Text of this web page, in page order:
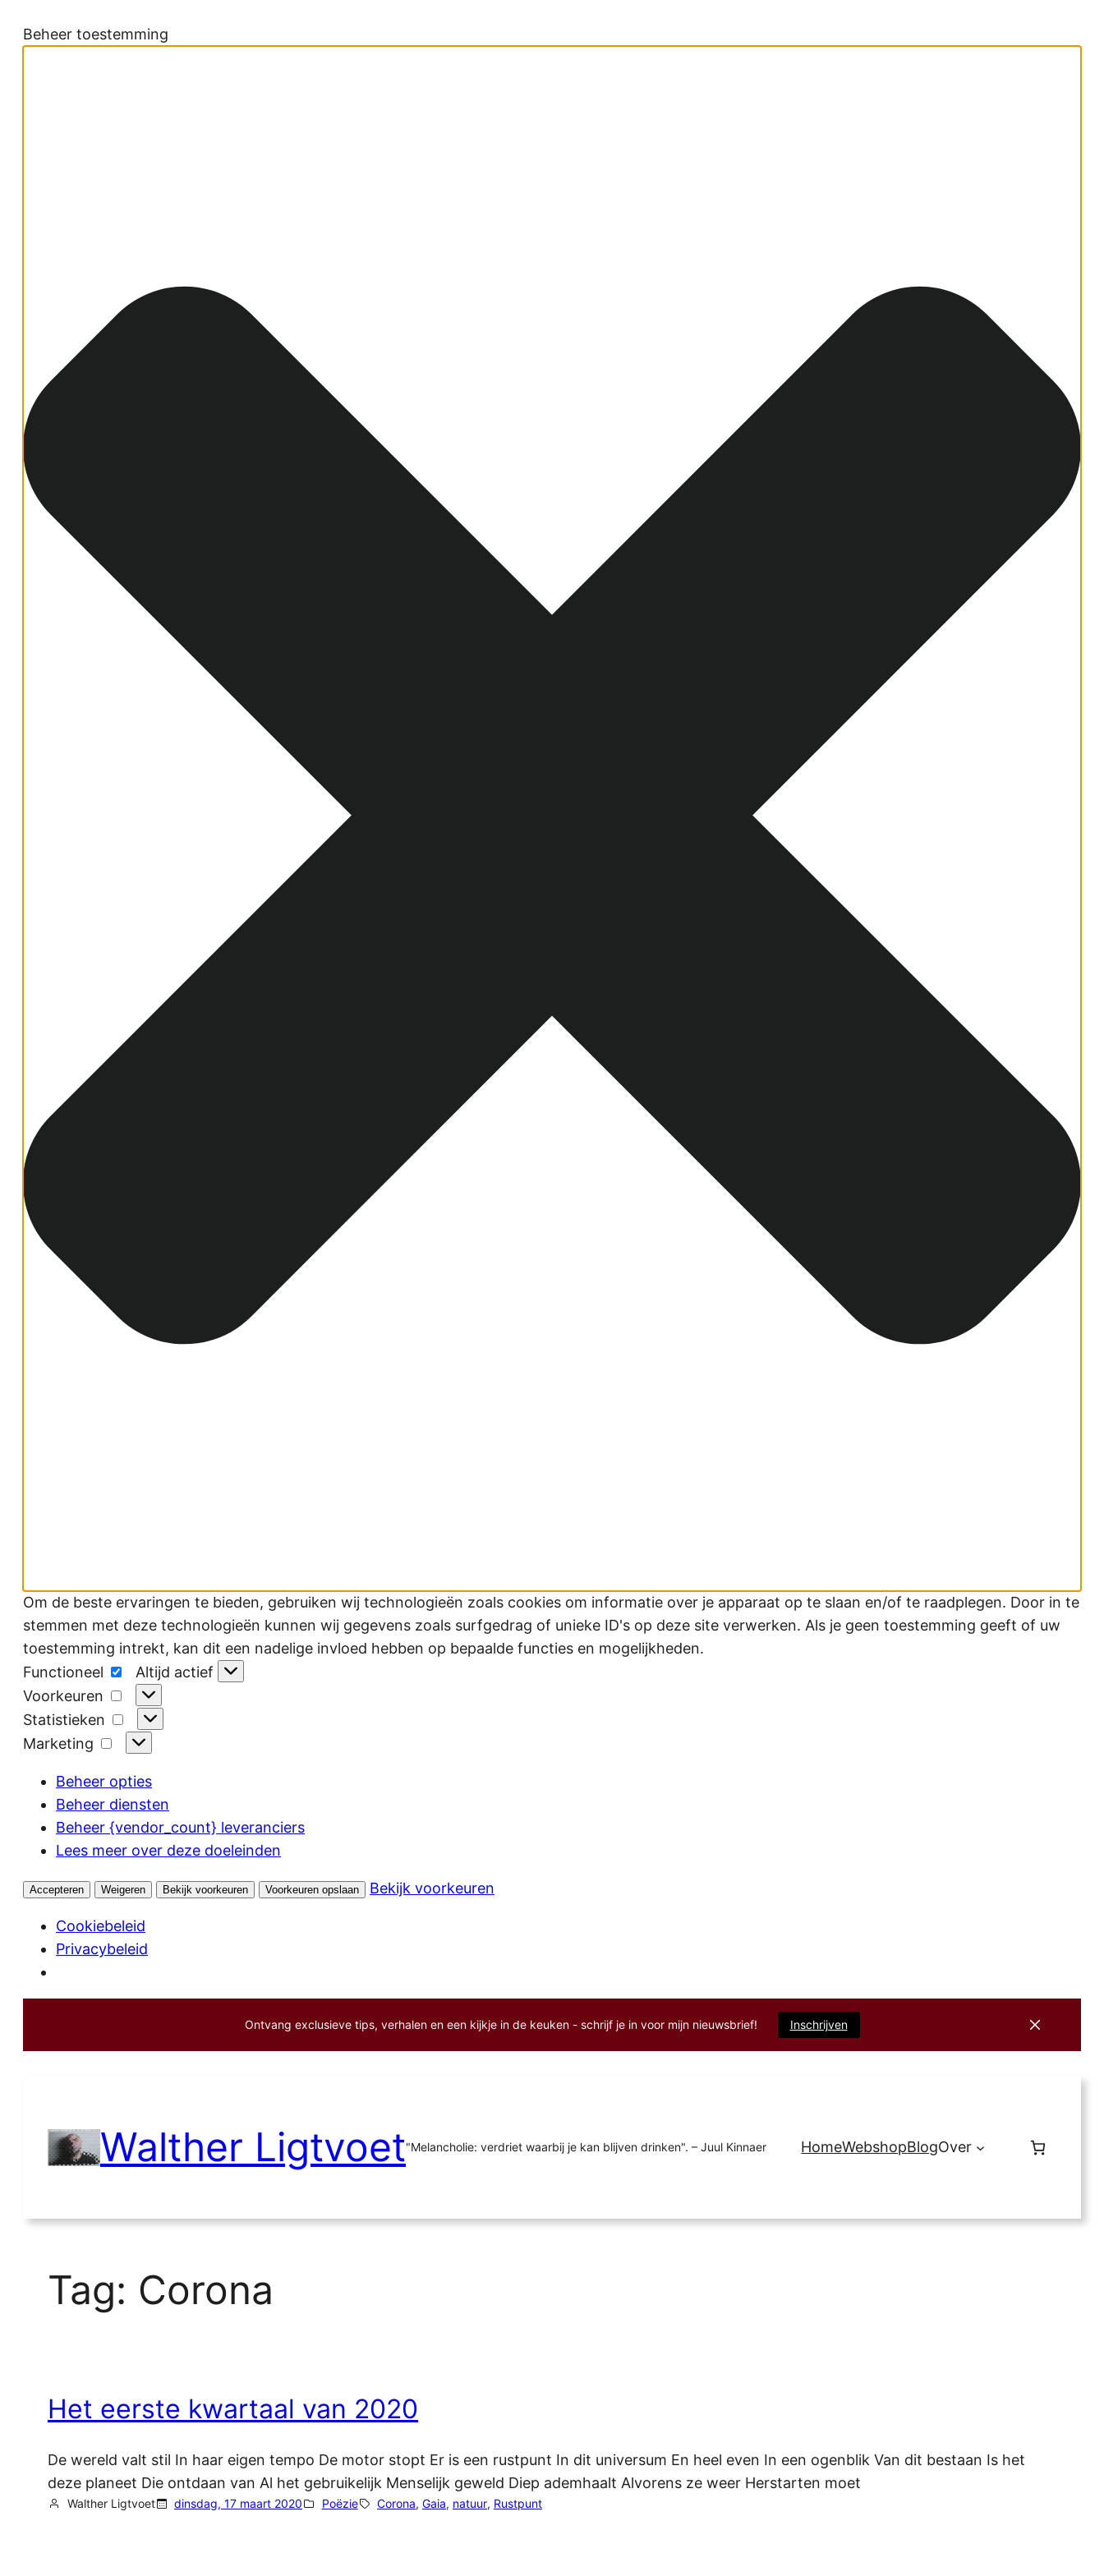
Beheer toestemming
Om de beste ervaringen te bieden, gebruiken wij technologieën zoals cookies om informatie over je apparaat op te slaan en/of te raadplegen. Door in te
stemmen met deze technologieën kunnen wij gegevens zoals surfgedrag of unieke ID's op deze site verwerken. Als je geen toestemming geeft of uw
toestemming intrekt, kan dit een nadelige invloed hebben op bepaalde functies en mogelijkheden.
Functioneel
Functioneel
Altijd actief
Voorkeuren
Voorkeuren
Statistieken
Statistieken
Marketing
Marketing
Beheer opties
Beheer diensten
Beheer {vendor_count} leveranciers
Lees meer over deze doeleinden
Accepteren Weigeren Bekijk voorkeuren Voorkeuren opslaan Bekijk voorkeuren
Cookiebeleid
Privacybeleid
Ontvang exclusieve tips, verhalen en een kijkje in de keuken - schrijf je in voor mijn nieuwsbrief! Inschrijven
inhoud
Walther Ligtvoet"Melancholie: verdriet waarbij je kan blijven drinken". – Juul Kinnaer HomeWebshopBlogOver
Tag: Corona
Het eerste kwartaal van 2020
De wereld valt stil In haar eigen tempo De motor stopt Er is een rustpunt In dit universum En heel even In een ogenblik Van dit bestaan Is het
deze planeet Die ontdaan van Al het gebruikelijk Menselijk geweld Diep ademhaalt Alvorens ze weer Herstarten moet
Walther Ligtvoet dinsdag, 17 maart 2020 Poëzie Corona, Gaia, natuur, Rustpunt